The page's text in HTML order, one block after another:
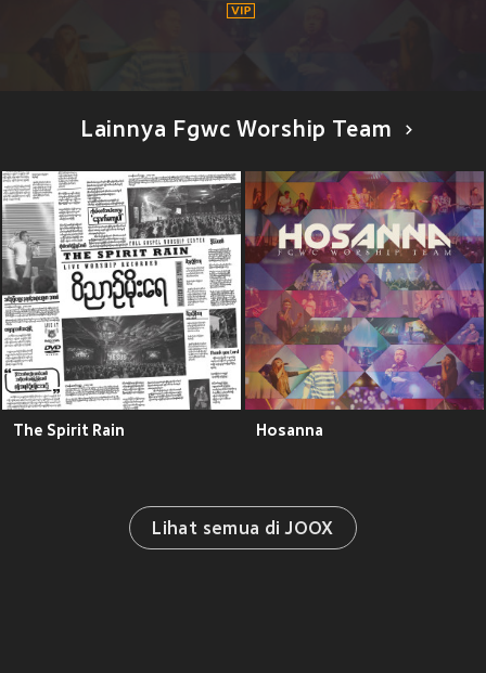
Lainnya Fgwc Worship Team
The Spirit Rain Hosanna
Lihat semua di JOOX